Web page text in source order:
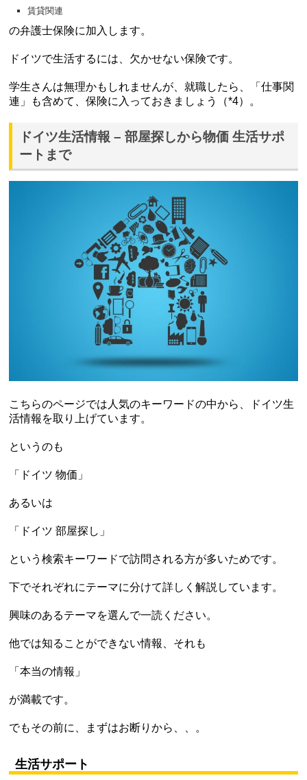
賃貸関連
の弁護士保険に加入します。
ドイツで生活するには、欠かせない保険です。
学生さんは無理かもしれませんが、就職したら、「仕事関
連」も含めて、保険に入っておきましょう（*4）。
ドイツ生活情報 – 部屋探しから物価 生活サポ
ートまで
こちらのページでは人気のキーワードの中から、ドイツ生
活情報を取り上げています。
というのも
「ドイツ 物価」
あるいは
「ドイツ 部屋探し」
という検索キーワードで訪問される方が多いためです。
下でそれぞれにテーマに分けて詳しく解説しています。
興味のあるテーマを選んで一読ください。
他では知ることができない情報、それも
「本当の情報」
が満載です。
でもその前に、まずはお断りから、、。
生活サポート